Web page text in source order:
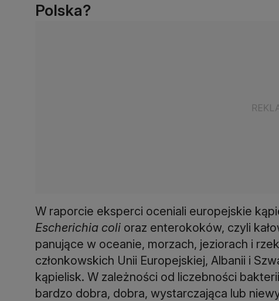
Polska?
W raporcie eksperci oceniali europejskie
Escherichia coli oraz enterokoków, czyli
panujące w oceanie, morzach, jeziorach i
członkowskich Unii Europejskiej, Albanii i
kąpielisk. W zależności od liczebności
bardzo dobra, dobra, wystarczająca lub